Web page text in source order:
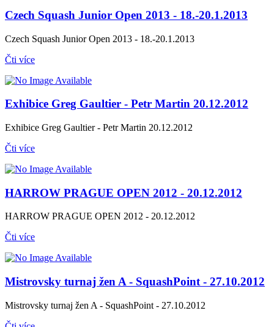
Czech Squash Junior Open 2013 - 18.-20.1.2013
Czech Squash Junior Open 2013 - 18.-20.1.2013
Čti více
Exhibice Greg Gaultier - Petr Martin 20.12.2012
Exhibice Greg Gaultier - Petr Martin 20.12.2012
Čti více
HARROW PRAGUE OPEN 2012 - 20.12.2012
HARROW PRAGUE OPEN 2012 - 20.12.2012
Čti více
Mistrovsky turnaj žen A - SquashPoint - 27.10.2012
Mistrovsky turnaj žen A - SquashPoint - 27.10.2012